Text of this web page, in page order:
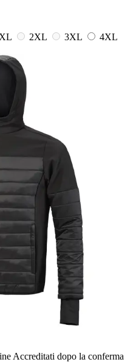
XL 2XL 3XL
4XL
Accreditati dopo la conferma